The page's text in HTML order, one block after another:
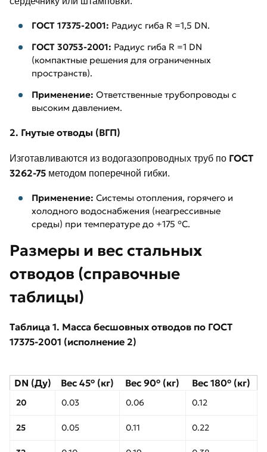
ГОСТ 17375-2001: Радиус гиба R =1,5 DN.
ГОСТ 30753-2001: Радиус гиба R =1 DN
(компактные решения для ограниченных
пространств).
Применение: Ответственные трубопроводы с
высоким давлением.
2. Гнутые отводы (ВГП)
Изготавливаются из водогазопроводных труб по ГОСТ
3262-75 методом поперечной гибки.
Применение: Системы отопления, горячего и
холодного водоснабжения (неагрессивные
среды) при температуре до +175 °C.
Размеры и вес стальных
отводов (справочные
таблицы)
Таблица 1. Масса бесшовных отводов по ГОСТ
17375-2001 (исполнение 2)
DN (Ду) Вес 45° (кг) Вес 90° (кг) Вес 180° (кг)
20 0.03 0.06 0.12
25 0.05 0.11 0.22